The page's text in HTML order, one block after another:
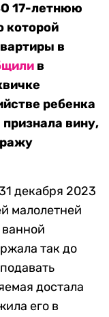
17-летнюю
которой
в
в
ребенка
вину,
декабря 2023
малолетней
так до
достала
его в